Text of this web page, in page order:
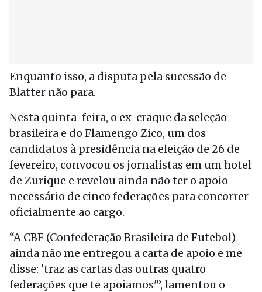
Enquanto isso, a disputa pela sucessão de
Blatter não para.
Nesta quinta-feira, o ex-craque da seleção
brasileira e do Flamengo Zico, um dos
candidatos à presidência na eleição de 26 de
fevereiro, convocou os jornalistas em um hotel
de Zurique e revelou ainda não ter o apoio
necessário de cinco federações para concorrer
oficialmente ao cargo.
“A CBF (Confederação Brasileira de Futebol)
ainda não me entregou a carta de apoio e me
disse: ‘traz as cartas das outras quatro
federações que te apoiamos'”, lamentou o